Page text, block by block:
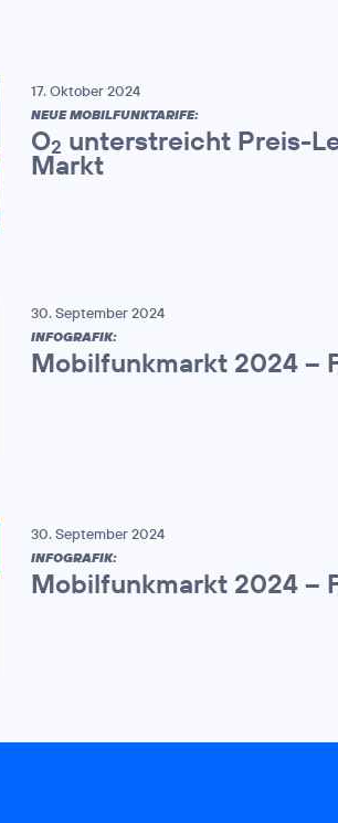
17. Oktober 2024
NEUE MOBILFUNKTARIFE:
O2 unterstreicht Preis-
Markt
30. September 2024
INFOGRAFIK:
Mobilfunkmarkt 2024 –
30. September 2024
INFOGRAFIK:
Mobilfunkmarkt 2024 –